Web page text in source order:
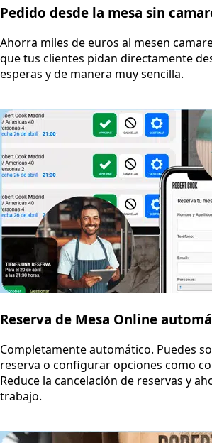
Pedido desde la mesa sin
Ahorra miles de euros al mesen
que tus clientes pidan directamente
esperas y de manera muy sencilla.
Reserva de Mesa Online
Completamente automático. Puedes
reserva o configurar opciones como
Reduce la cancelación de reservas y
trabajo.